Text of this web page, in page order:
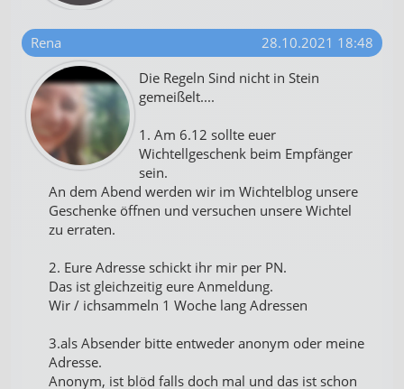
Rena
28.10.2021 18:48
Die Regeln Sind nicht in Stein
gemeißelt....
1. Am 6.12 sollte euer
Wichtellgeschenk beim Empfänger
sein.
An dem Abend werden wir im Wichtelblog unsere
Geschenke öffnen und versuchen unsere Wichtel
zu erraten.
2. Eure Adresse schickt ihr mir per PN.
Das ist gleichzeitig eure Anmeldung.
Wir / ichsammeln 1 Woche lang Adressen
3.als Absender bitte entweder anonym oder meine
Adresse.
Anonym, ist blöd falls doch mal und das ist schon